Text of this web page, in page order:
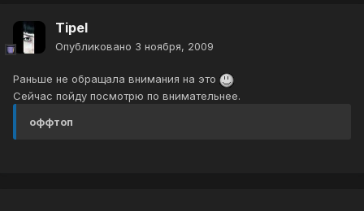
Tipel
Опубликовано 3 ноября, 2009
Раньше не обращала внимания на это
Сейчас пойду посмотрю по внимательнее.
оффтоп